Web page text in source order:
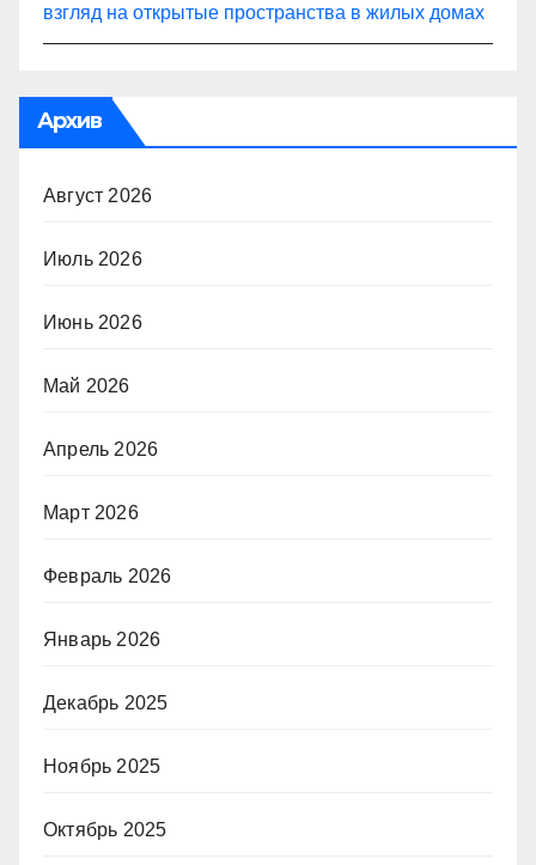
взгляд на открытые пространства в жилых домах
Архив
Август 2026
Июль 2026
Июнь 2026
Май 2026
Апрель 2026
Март 2026
Февраль 2026
Январь 2026
Декабрь 2025
Ноябрь 2025
Октябрь 2025